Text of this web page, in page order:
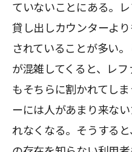
ていないことにある。
貸し出しカウンターよ
されていることが多い
が混雑してくると、レ
もそちらに割かれてし
ーには人があまり来な
れなくなる。そうする